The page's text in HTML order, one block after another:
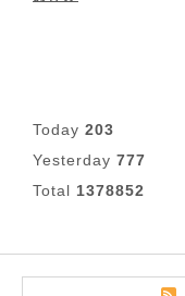
Today 203
Yesterday 777
Total 1378852